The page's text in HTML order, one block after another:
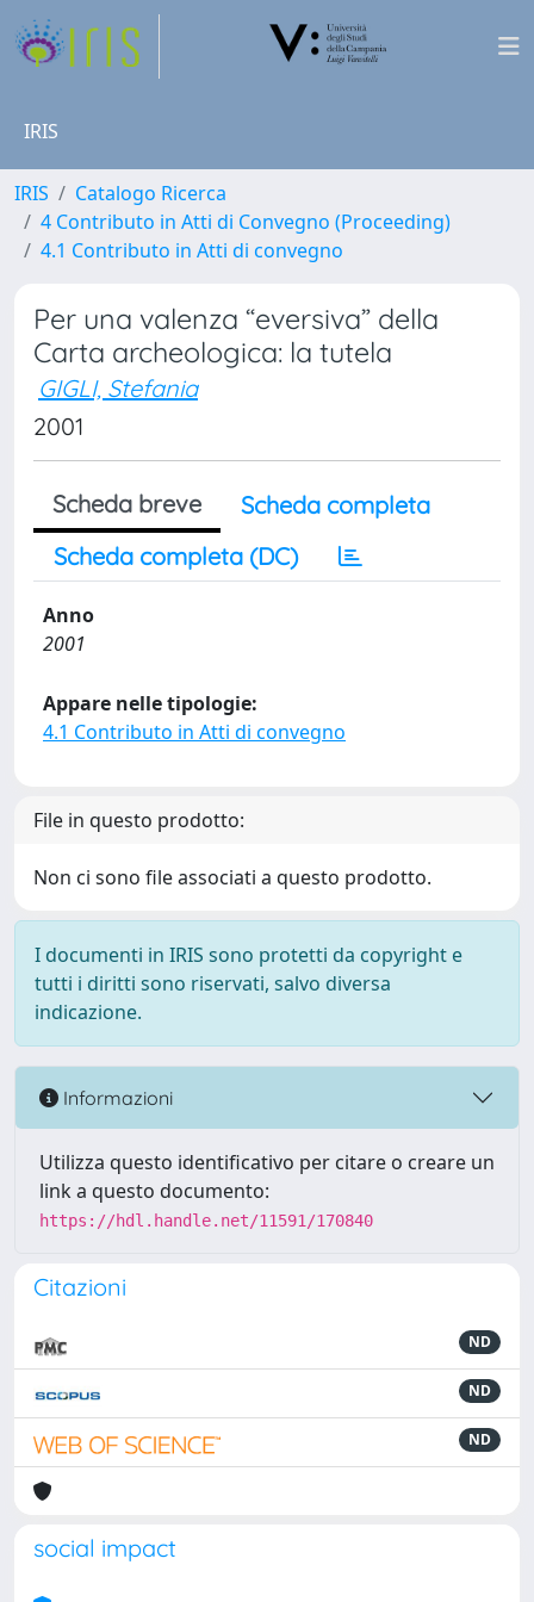
IRIS
IRIS
Catalogo Ricerca
4 Contributo in Atti di Convegno (Proceeding)
4.1 Contributo in Atti di convegno
Per una valenza “eversiva” della
Carta archeologica: la tutela
GIGLI, Stefania
2001
Scheda breve
Scheda completa
Scheda completa (DC)
Anno
2001
Appare nelle tipologie:
4.1 Contributo in Atti di convegno
File in questo prodotto:
Non ci sono file associati a questo prodotto.
I documenti in IRIS sono protetti da copyright e
tutti i diritti sono riservati, salvo diversa
indicazione.
Informazioni
Utilizza questo identificativo per citare o creare un
link a questo documento:
https://hdl.handle.net/11591/170840
Citazioni
ND
ND
ND
social impact